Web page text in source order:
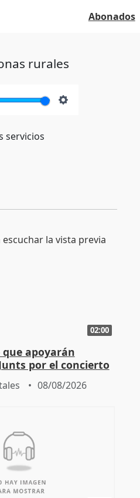
Abonados
rurales
servicios
02:00
que apoyarán
por el concierto
financiación
08/08/2026